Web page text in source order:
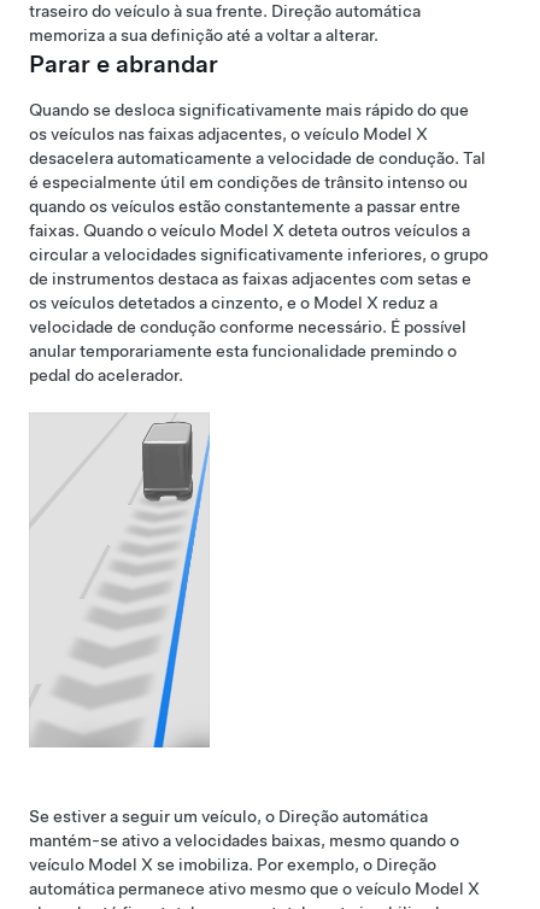
traseiro do veículo à sua frente. Direção automática
memoriza a sua definição até a voltar a alterar.
Parar e abrandar
Quando se desloca significativamente mais rápido do que
os veículos nas faixas adjacentes, o veículo Model X
desacelera automaticamente a velocidade de condução. Tal
é especialmente útil em condições de trânsito intenso ou
quando os veículos estão constantemente a passar entre
faixas. Quando o veículo Model X deteta outros veículos a
circular a velocidades significativamente inferiores, ogrupo
de instrumentosdestaca as faixas adjacentes com setas e
os veículos detetados a cinzento, e o Model X reduz a
velocidade de condução conforme necessário. É possível
anular temporariamente esta funcionalidade premindo o
pedal do acelerador.
Se estiver a seguir um veículo, o Direção automática
mantém-se ativo a velocidades baixas, mesmo quando o
veículo Model X se imobiliza. Por exemplo, o Direção
automática permanece ativo mesmo que o veículo Model X